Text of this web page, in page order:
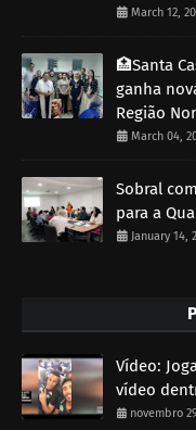
March 12,
🏥Santa
ganha
Região
March 04,
Sobral
para a
January 14,
Vídeo:
vídeo
novembro